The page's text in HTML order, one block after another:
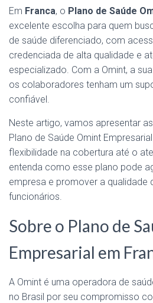
Em Franca, o Plano de Saúde
excelente escolha para quem
de saúde diferenciado, com
credenciada de alta qualidade e
especializado. Com a Omint, a
os colaboradores tenham um
confiável.
Neste artigo, vamos apresentar
Plano de Saúde Omint
flexibilidade na cobertura até o
entenda como esse plano pode
empresa e promover a qualidade
funcionários.
Sobre o Plano de
Empresarial em
A Omint é uma operadora de
no Brasil por seu compromisso